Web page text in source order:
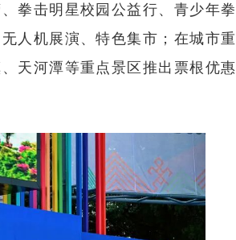
拳击明星校园公益行、青少年拳
人机展演、特色集市；在城市重
天河潭等重点景区推出票根优惠